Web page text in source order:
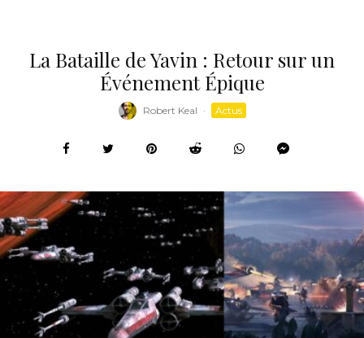
La Bataille de Yavin : Retour sur un
Événement Épique
Robert Keal · Actus